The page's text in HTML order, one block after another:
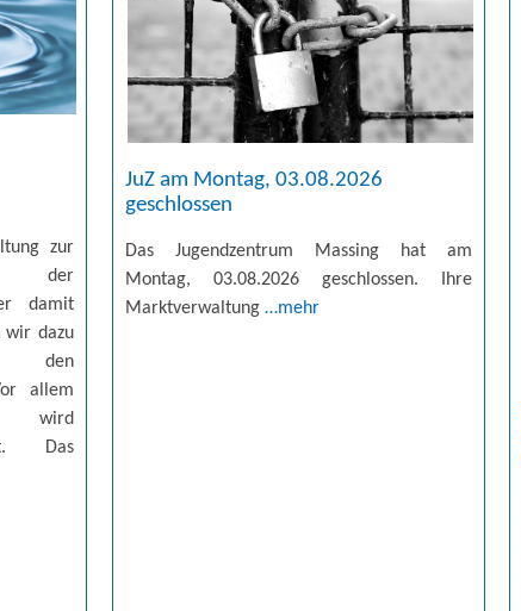
zur
der
damit
wir dazu
den
allem
wird
Das
JuZ am Montag, 03.08.2026
geschlossen
Das Jugendzentrum Massing hat am
Montag, 03.08.2026 geschlossen. Ihre
Marktverwaltung …mehr